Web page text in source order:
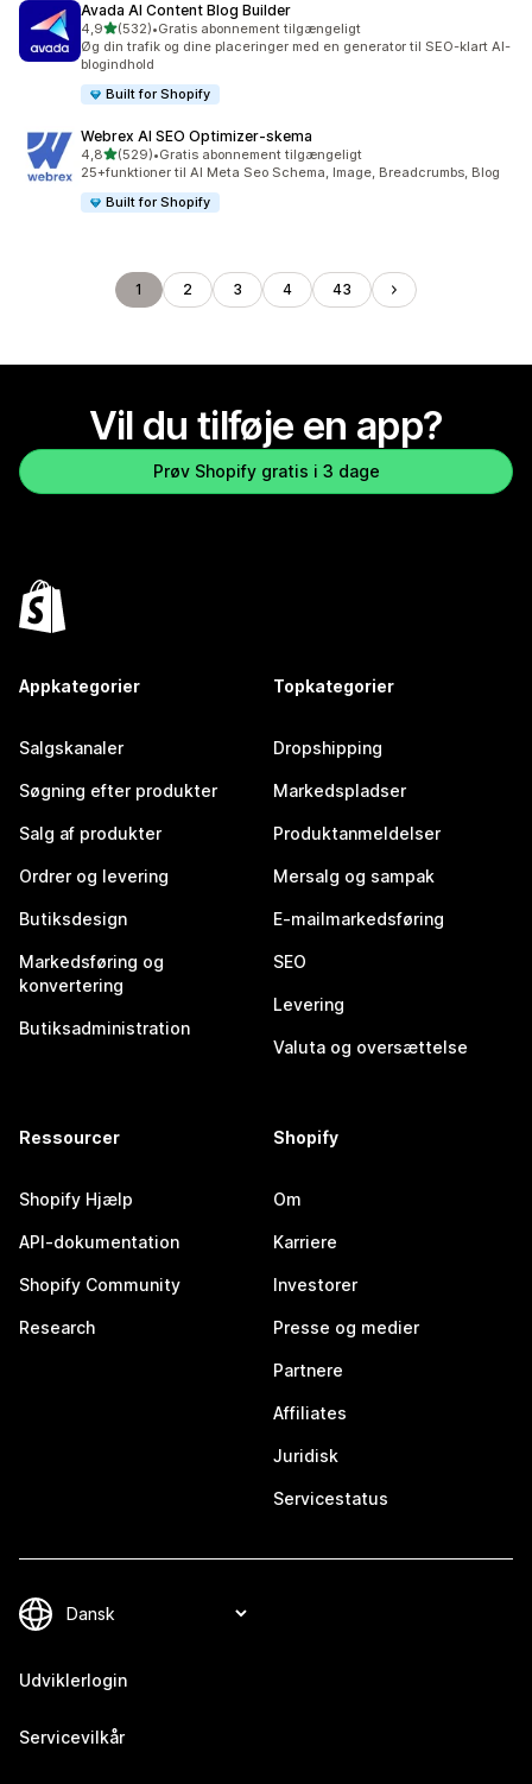
Avada AI Content Blog Builder
4,9ud af 5 stjerner
(532)
532 anmeldelser i alt
•Gratis abonnement tilgængeligt
Øg din trafik og dine placeringer med en generator til SEO-klart AI-
blogindhold
Built for Shopify
Webrex AI SEO Optimizer‑skema
4,8ud af 5 stjerner
(529)
529 anmeldelser i alt
•Gratis abonnement tilgængeligt
25+funktioner til AI Meta Seo Schema, Image, Breadcrumbs, Blog
Built for Shopify
1 2 3 4 43
Vil du tilføje en app?
Prøv Shopify gratis i 3 dage
Appkategorier
Salgskanaler
Søgning efter produkter
Salg af produkter
Ordrer og levering
Butiksdesign
Markedsføring og
konvertering
Butiksadministration
Topkategorier
Dropshipping
Markedspladser
Produktanmeldelser
Mersalg og sampak
E-mailmarkedsføring
SEO
Levering
Valuta og oversættelse
Ressourcer
Shopify Hjælp
API-dokumentation
Shopify Community
Research
Shopify
Om
Karriere
Investorer
Presse og medier
Partnere
Affiliates
Juridisk
Servicestatus
Udviklerlogin
Servicevilkår